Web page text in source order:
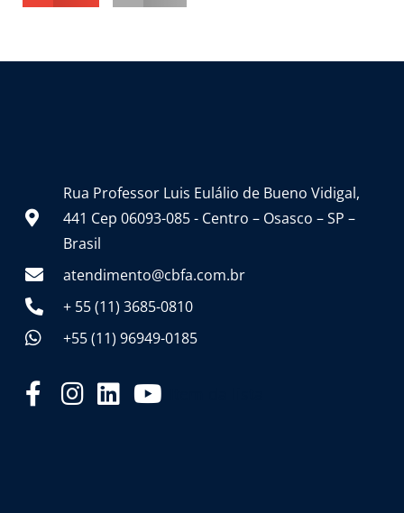
Rua Professor Luis Eulálio de Bueno Vidigal,
441 Cep 06093-085 - Centro – Osasco – SP –
Brasil
atendimento@cbfa.com.br
+ 55 (11) 3685-0810
+55 (11) 96949-0185